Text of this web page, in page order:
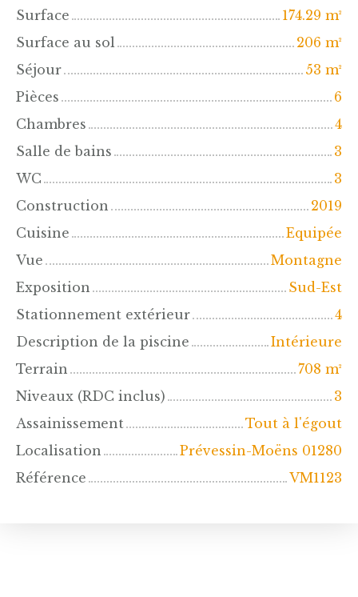
Surface
174.29 m²
Surface au sol
206 m²
Séjour
53 m²
Pièces
6
Chambres
4
Salle de bains
3
WC
3
Construction
2019
Cuisine
Equipée
Vue
Montagne
Exposition
Sud-Est
Stationnement extérieur
4
Description de la piscine
Intérieure
Terrain
708 m²
Niveaux (RDC inclus)
3
Assainissement
Tout à l'égout
Localisation
Prévessin-Moëns 01280
Référence
VM1123